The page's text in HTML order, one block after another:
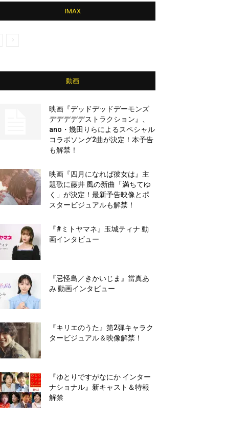
IMAX
動画
映画『デッドデッドデーモンズ
デデデデデストラクション』、
ano・幾田りらによるスペシャル
コラボソング2曲が決定！本予告
も解禁！
映画『四月になれば彼女は』主
題歌に藤井 風の新曲「満ちてゆ
く」が決定！最新予告映像とポ
スタービジュアルも解禁！
『#ミトヤマネ』玉城ティナ 動
画インタビュー
『忌怪島／きかいじま』當真あ
み 動画インタビュー
『キリエのうた』第2弾キャラク
タービジュアル＆映像解禁！
『ゆとりですがなにか インター
ナショナル』新キャスト＆特報
解禁